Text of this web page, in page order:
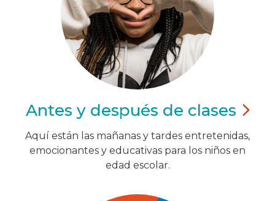
Antes y después de clases
Aquí están las mañanas y tardes entretenidas,
emocionantes y educativas para los niños en
edad escolar.